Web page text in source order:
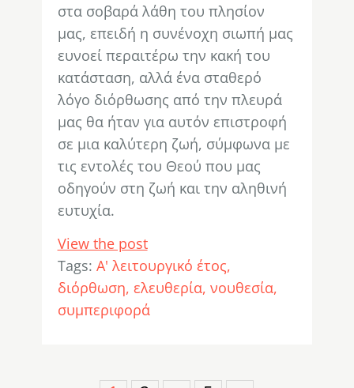
στα σοβαρά λάθη του πλησίον
μας, επειδή η συνένοχη σιωπή μας
ευνοεί περαιτέρω την κακή του
κατάσταση, αλλά ένα σταθερό
λόγο διόρθωσης από την πλευρά
μας θα ήταν για αυτόν επιστροφή
σε μια καλύτερη ζωή, σύμφωνα με
τις εντολές του Θεού που μας
οδηγούν στη ζωή και την αληθινή
ευτυχία.
View the post
Tags: Α' λειτουργικό έτος
διόρθωση ελευθερία νουθεσία
συμπεριφορά